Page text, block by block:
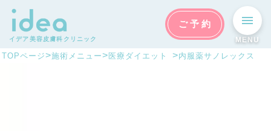
イデア美容皮膚科クリニック
ご予約
MENU
TOPページ>施術メニュー>医療ダイエット >内服薬サノレックス